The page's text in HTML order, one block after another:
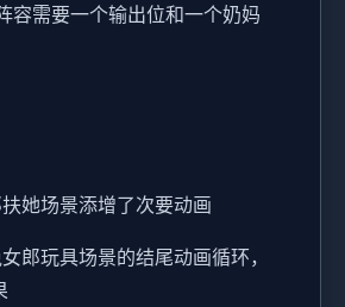
容需要一个输出位和一个奶妈
她场景添增了次要动画
郎玩具场景的结尾动画循环，